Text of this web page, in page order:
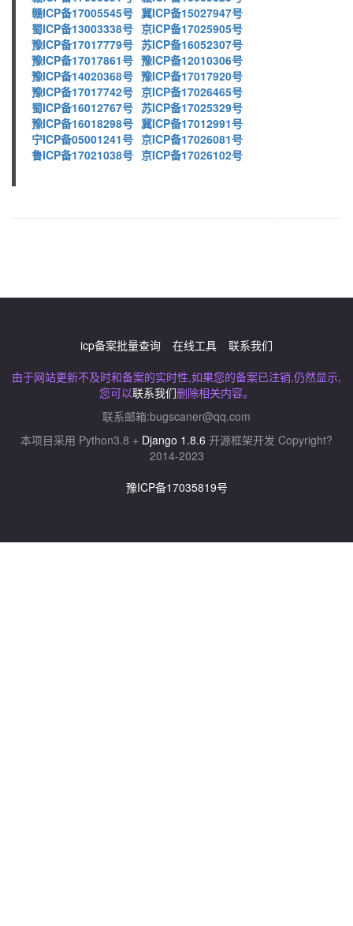
赣ICP备17005545号 冀ICP备15027947号
蜀ICP备13003338号 京ICP备17025905号
豫ICP备17017779号 苏ICP备16052307号
豫ICP备17017861号 豫ICP备12010306号
豫ICP备14020368号 豫ICP备17017920号
豫ICP备17017742号 京ICP备17026465号
蜀ICP备16012767号 苏ICP备17025329号
豫ICP备16018298号 冀ICP备17012991号
宁ICP备05001241号 京ICP备17026081号
鲁ICP备17021038号 京ICP备17026102号
icp备案批量查询 在线工具
联系我们
由于网站更新不及时和备案的实时性,如果您的备案已注销,仍然显示,
您可以联系我们删除相关内容。
联系邮箱:bugscaner@qq.com
本项目采用 Python3.8 + Django 1.8.6 开源框架开发 Copyright?
2014-2023
豫ICP备17035819号